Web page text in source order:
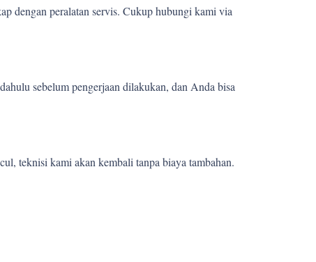
dengan peralatan servis. Cukup hubungi kami via
sebelum pengerjaan dilakukan, dan Anda bisa
teknisi kami akan kembali tanpa biaya tambahan.